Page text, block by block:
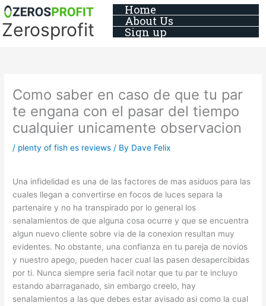
Skip
to
content
Zerosprofit
Home
About Us
Sign up
Como saber en caso de que tu par
te engana con el pasar del tiempo
cualquier unicamente observacion
/ plenty of fish es reviews / By Dave Felix
Una infidelidad es una de las factores de mas asiduos para las
cuales llegan a convertirse en focos de luces separa la
partenaire y no ha transpirado por lo general los
senalamientos de que alguna cosa ocurre y que se encuentra
algun nuevo cliente sobre vi­a de la conexion resultan muy
evidentes. No obstante, una confianza en tu pareja de novios
y nuestro apego, pueden hacer cual las pasen desapercibidas
por ti. Nunca siempre seri­a facil notar que tu par te incluyo
estando abarraganado, sin embargo creelo, hay
senalamientos a las que debes estar avisado asi­ como la cual